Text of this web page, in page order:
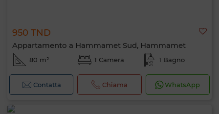
950 TND
Appartamento a Hammamet Sud, Hammamet
80 m² 1 Camera 1 Bagno
Contatta Chiama WhatsApp
0 / 500